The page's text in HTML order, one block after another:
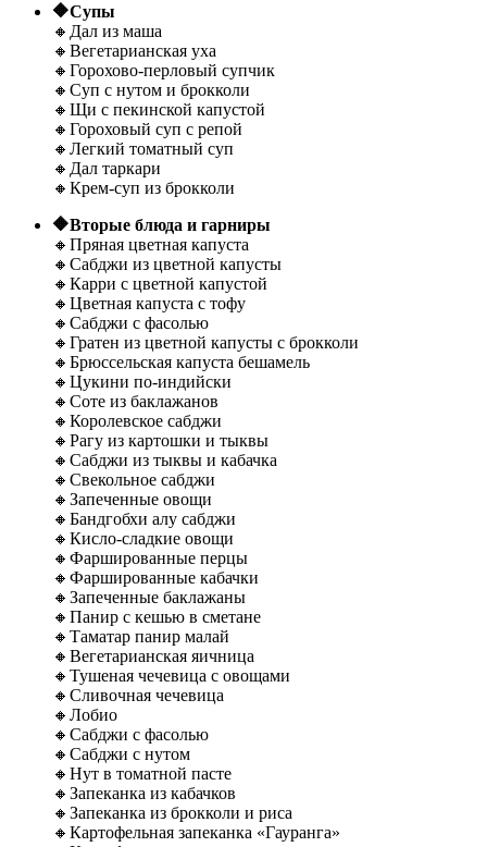
🔶Супы
🔸Дал из маша
🔸Вегетарианская уха
🔸Горохово-перловый супчик
🔸Суп с нутом и брокколи
🔸Щи с пекинской капустой
🔸Гороховый суп с репой
🔸Легкий томатный суп
🔸Дал таркари
🔸Крем-суп из брокколи
🔶Вторые блюда и гарниры
🔸Пряная цветная капуста
🔸Сабджи из цветной капусты
🔸Карри с цветной капустой
🔸Цветная капуста с тофу
🔸Сабджи с фасолью
🔸Гратен из цветной капусты с брокколи
🔸Брюссельская капуста бешамель
🔸Цукини по-индийски
🔸Соте из баклажанов
🔸Королевское сабджи
🔸Рагу из картошки и тыквы
🔸Сабджи из тыквы и кабачка
🔸Свекольное сабджи
🔸Запеченные овощи
🔸Бандгобхи алу сабджи
🔸Кисло-сладкие овощи
🔸Фаршированные перцы
🔸Фаршированные кабачки
🔸Запеченные баклажаны
🔸Панир с кешью в сметане
🔸Таматар панир малай
🔸Вегетарианская яичница
🔸Тушеная чечевица с овощами
🔸Сливочная чечевица
🔸Лобио
🔸Сабджи с фасолью
🔸Сабджи с нутом
🔸Нут в томатной пасте
🔸Запеканка из кабачков
🔸Запеканка из брокколи и риса
🔸Картофельная запеканка «Гауранга»